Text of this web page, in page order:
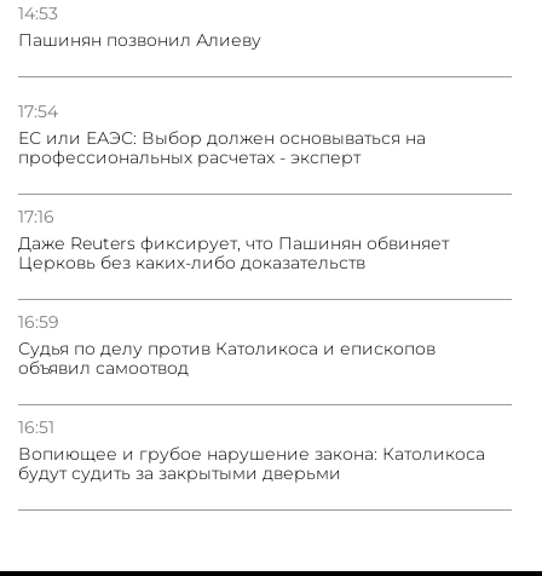
14:53
Пашинян позвонил Алиеву
17:54
ЕС или ЕАЭС: Выбор должен основываться на
профессиональных расчетах - эксперт
17:16
Даже Reuters фиксирует, что Пашинян обвиняет
Церковь без каких-либо доказательств
16:59
Судья по делу против Католикоса и епископов
объявил самоотвод
16:51
Вопиющее и грубое нарушение закона: Католикоса
будут судить за закрытыми дверьми